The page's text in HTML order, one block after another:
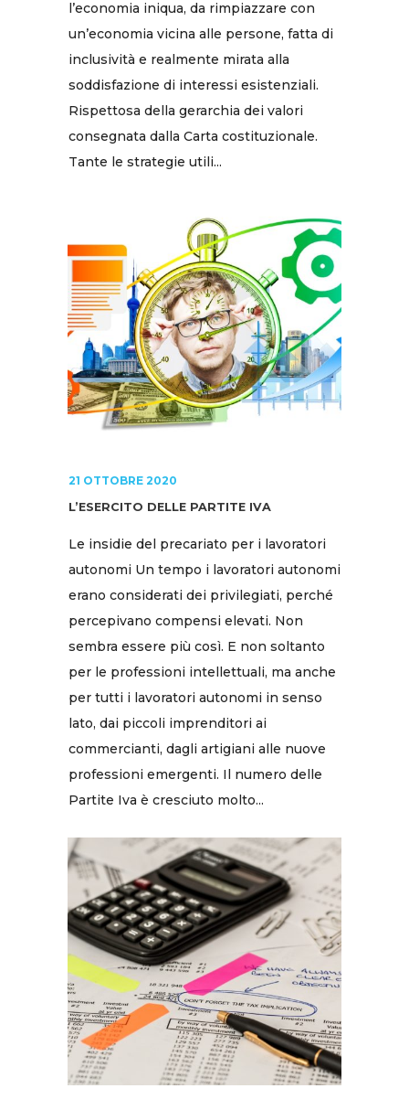
l’economia iniqua, da rimpiazzare con
un’economia vicina alle persone, fatta di
inclusività e realmente mirata alla
soddisfazione di interessi esistenziali.
Rispettosa della gerarchia dei valori
consegnata dalla Carta costituzionale.
Tante le strategie utili...
21 OTTOBRE 2020
L’ESERCITO DELLE PARTITE IVA
Le insidie del precariato per i lavoratori
autonomi Un tempo i lavoratori autonomi
erano considerati dei privilegiati, perché
percepivano compensi elevati. Non
sembra essere più così. E non soltanto
per le professioni intellettuali, ma anche
per tutti i lavoratori autonomi in senso
lato, dai piccoli imprenditori ai
commercianti, dagli artigiani alle nuove
professioni emergenti. Il numero delle
Partite Iva è cresciuto molto...